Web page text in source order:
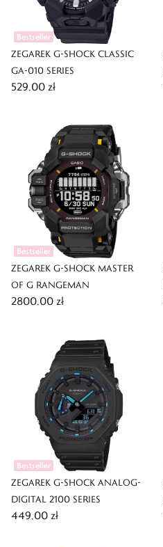
Bestseller
ZEGAREK G-SHOCK CLASSIC
GA-010 SERIES
529,00 zł
Bestseller
ZEGAREK G-SHOCK MASTER
OF G RANGEMAN
2800,00 zł
Bestseller
ZEGAREK G-SHOCK ANALOG-
DIGITAL 2100 SERIES
449,00 zł